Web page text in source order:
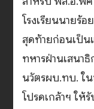
โรงเรียนนายร้
สุดท้ายก่อนเป็
ทหารฝ่านเสนา
นวัตรผบ.ทบ. ใ
โปรดเกล้าฯ ให้